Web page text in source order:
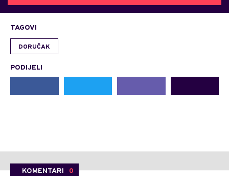
TAGOVI
DORUČAK
PODIJELI
KOMENTARI 0